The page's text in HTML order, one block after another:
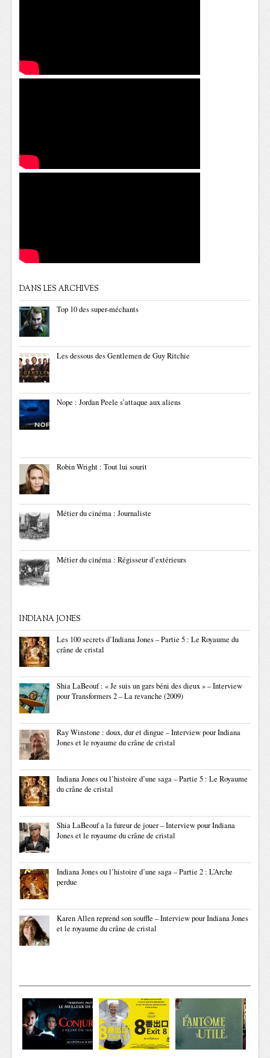
DANS LES ARCHIVES
Top 10 des super-méchants
Les dessous des Gentlemen de Guy Ritchie
Nope : Jordan Peele s’attaque aux aliens
Robin Wright : Tout lui sourit
Métier du cinéma : Journaliste
Métier du cinéma : Régisseur d’extérieurs
INDIANA JONES
Les 100 secrets d’Indiana Jones – Partie 5 : Le Royaume du
crâne de cristal
Shia LaBeouf : « Je suis un gars béni des dieux » – Interview
pour Transformers 2 – La revanche (2009)
Ray Winstone : doux, dur et dingue – Interview pour Indiana
Jones et le royaume du crâne de cristal
Indiana Jones ou l’histoire d’une saga – Partie 5 : Le Royaume
du crâne de cristal
Shia LaBeouf a la fureur de jouer – Interview pour Indiana
Jones et le royaume du crâne de cristal
Indiana Jones ou l’histoire d’une saga – Partie 2 : L’Arche
perdue
Karen Allen reprend son souffle – Interview pour Indiana Jones
et le royaume du crâne de cristal